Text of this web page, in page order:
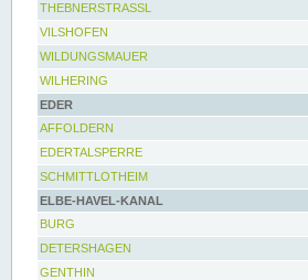
THEBNERSTRASSL
VILSHOFEN
WILDUNGSMAUER
WILHERING
EDER
AFFOLDERN
EDERTALSPERRE
SCHMITTLOTHEIM
ELBE-HAVEL-KANAL
BURG
DETERSHAGEN
GENTHIN